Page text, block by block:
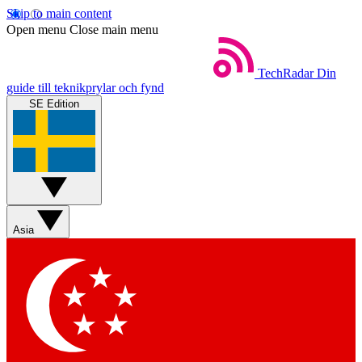
Skip to main content
Open menu Close main menu
TechRadar Din
guide till teknikprylar och fynd
SE Edition
Asia